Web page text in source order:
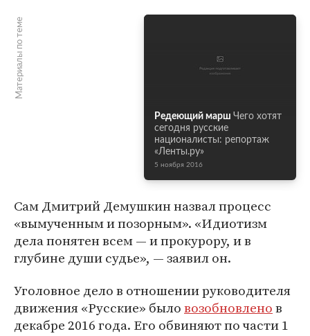
Материалы по теме
Редеющий марш Чего хотят
сегодня русские
националисты: репортаж
«Ленты.ру»
5 ноября 2016
Сам Дмитрий Демушкин назвал процесс
«вымученным и позорным». «Идиотизм
дела понятен всем — и прокурору, и в
глубине души судье», — заявил он.
Уголовное дело в отношении руководителя
движения «Русские» быловозобновленов
декабре 2016 года. Его обвиняют по части 1